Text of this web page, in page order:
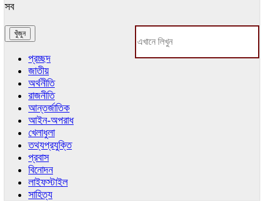
সব
প্রচ্ছদ
জাতীয়
অর্থনীতি
রাজনীতি
আন্তর্জাতিক
আইন-অপরাধ
খেলাধুলা
তথ্যপ্রযুক্তি
প্রবাস
বিনোদন
লাইফস্টাইল
সাহিত্য